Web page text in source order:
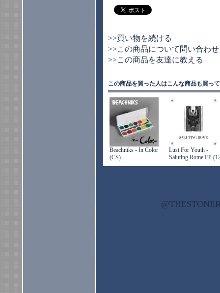
>>買い物を続ける
>>この商品について問い合わ
>>この商品を友達に教える
この商品を買った人はこんな商品も買っ
Beachniks - In Color
(CS)
Lust For Youth -
Saluting Rome EP